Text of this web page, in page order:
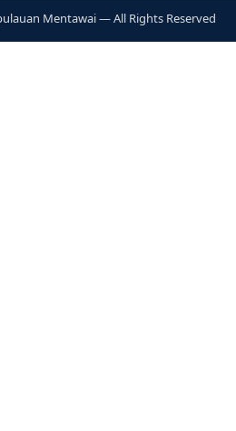
Mentawai — All Rights Reserved